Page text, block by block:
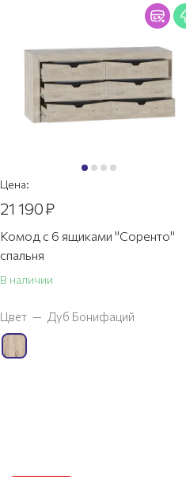
Цена:
21 190₽
Комод с 6 ящиками "Соренто"
спальня
В наличии
Цвет — Дуб Бонифаций